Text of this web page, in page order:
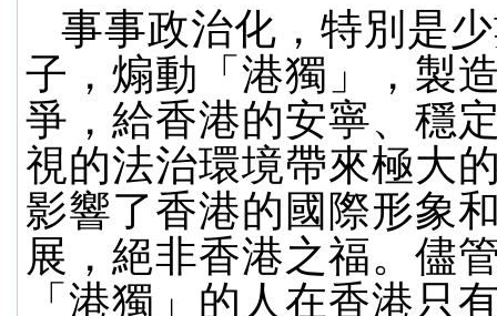
事事政治化，特別是
子，煽動「港獨」，製
爭，給香港的安寧、穩
視的法治環境帶來極大
影響了香港的國際形象
展，絕非香港之福。儘
「港獨」的人在香港只